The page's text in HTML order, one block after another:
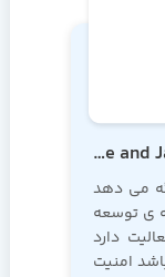
کتاب آموزش جاوا Expert Oracle and Java Security
می دهد
ی توسعه
دارد
امنیت